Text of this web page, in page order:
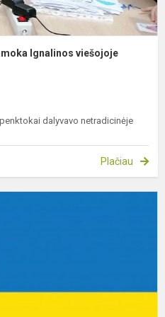
Ignalinos viešojoje
dalyvavo netradicinėje
Plačiau